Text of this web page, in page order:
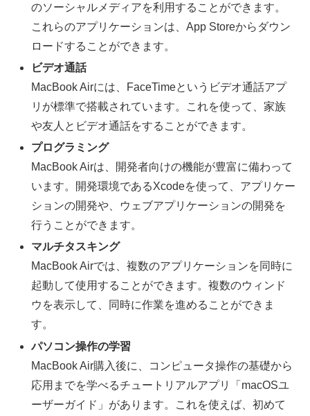
のソーシャルメディアを利用することができます。
これらのアプリケーションは、App Storeからダウン
ロードすることができます。
ビデオ通話
MacBook Airには、FaceTimeというビデオ通話アプ
リが標準で搭載されています。これを使って、家族
や友人とビデオ通話をすることができます。
プログラミング
MacBook Airは、開発者向けの機能が豊富に備わって
います。開発環境であるXcodeを使って、アプリケー
ションの開発や、ウェブアプリケーションの開発を
行うことができます。
マルチタスキング
MacBook Airでは、複数のアプリケーションを同時に
起動して使用することができます。複数のウィンド
ウを表示して、同時に作業を進めることができま
す。
パソコン操作の学習
MacBook Air購入後に、コンピュータ操作の基礎から
応用までを学べるチュートリアルアプリ「macOSユ
ーザーガイド」があります。これを使えば、初めて